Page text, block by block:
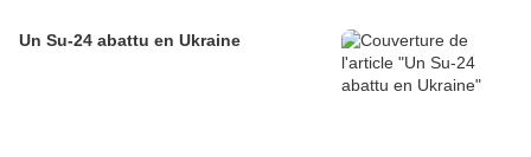
Un Su-24 abattu en Ukraine